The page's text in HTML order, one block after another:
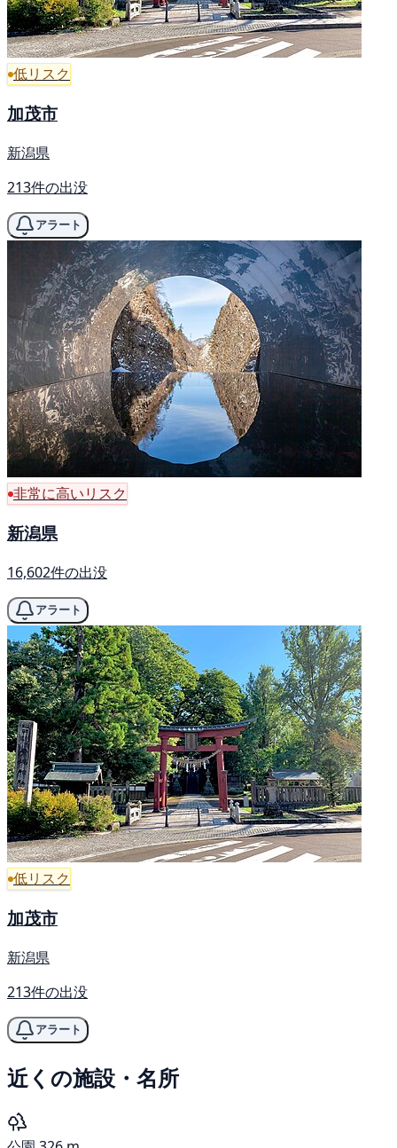
低リスク
加茂市
新潟県
213件の出没
アラート
非常に高いリスク
新潟県
16,602件の出没
アラート
低リスク
加茂市
新潟県
213件の出没
アラート
近くの施設・名所